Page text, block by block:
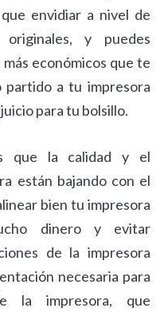
envidiar a nivel de
y puedes
económicos que te
partido a tu impresora
para tu bolsillo.
que la calidad y el
están bajando con el
bien tu impresora
dinero y evitar
de la impresora
necesaria para
la impresora, que